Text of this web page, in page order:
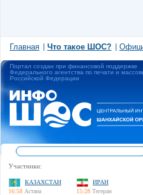
Главная Что такое ШОС?
Портал создан при финансовой поддержке
Федерального агентства по печати и
Российской Федерации
Участники:
КАЗАХСТАН
16:58 Астана
ИРАН
15:28 Тегеран